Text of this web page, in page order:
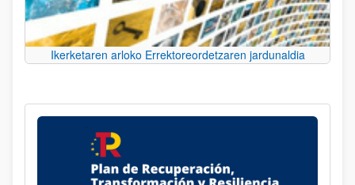
Ikerketaren arloko Errektoreordetzaren jardunaldia